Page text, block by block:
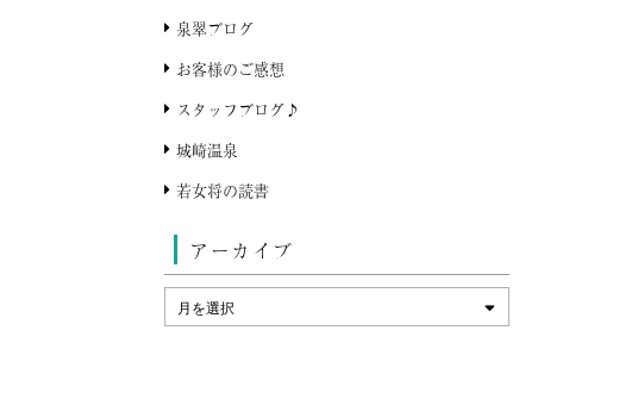
泉翠ブログ
お客様のご感想
スタッフブログ♪
城崎温泉
若女将の読書
アーカイブ